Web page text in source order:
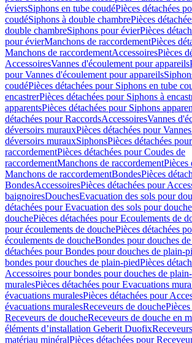
éviersSiphons en tube coudéPièces détachées
coudéSiphons à double chambrePièces
double chambreSiphons pour évierPièces
pour évierManchons de raccordementPièces
Manchons de raccordementAccessoiresPièces
AccessoiresVannes d'écoulement pour appareils
pour Vannes d'écoulement pour appareils
coudéPièces détachées pour Siphons en tube
encastrerPièces détachées pour Siphons à
apparentsPièces détachées pour Siphons
détachées pour RaccordsAccessoiresVannes
déversoirs murauxPièces détachées pour
déversoirs murauxSiphonsPièces détachées
raccordementPièces détachées pour Coudes de
raccordementManchons de raccordementPièces
Manchons de raccordementBondesPièces
BondesAccessoiresPièces détachées pour
baignoiresDouchesEvacuation des sols pour
détachées pour Evacuation des sols pour
douchePièces détachées pour Ecoulements de
pour écoulements de douchePièces détachées
écoulements de doucheBondes pour douches
détachées pour Bondes pour douches de plain-
bondes pour douches de plain-piedPièces
Accessoires pour bondes pour douches de
muralesPièces détachées pour Evacuations
évacuations muralesPièces détachées pour
évacuations muralesReceveurs de douche
Receveurs de doucheReceveurs de douche en
éléments d’installation Geberit Duofix
matériau minéralPièces détachées pour